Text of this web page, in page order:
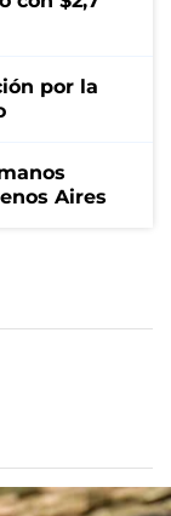
por la
Aires